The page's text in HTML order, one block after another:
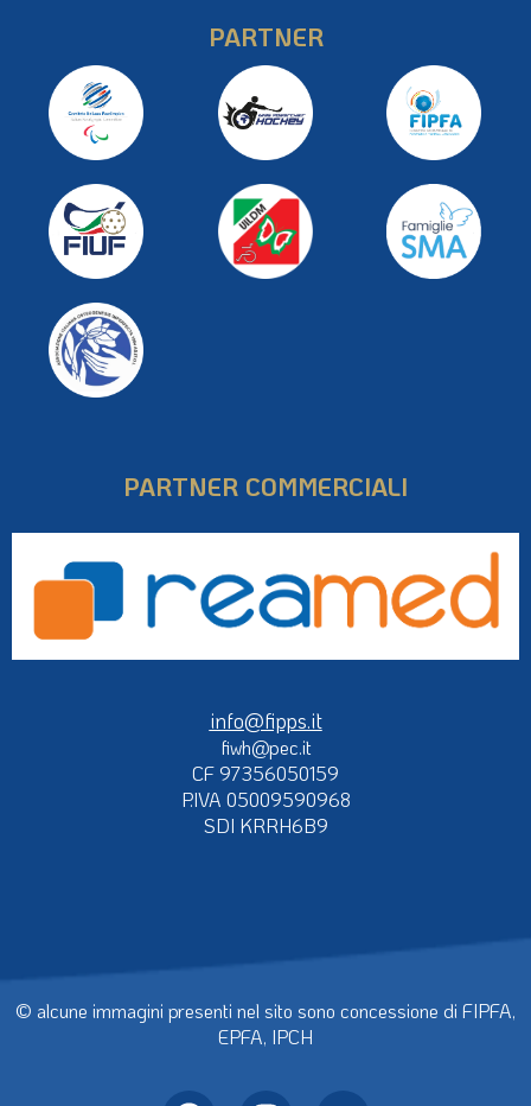
PARTNER
PARTNER COMMERCIALI
info@fipps.it
fiwh@pec.it
CF 97356050159
P.IVA 05009590968
SDI KRRH6B9
© alcune immagini presenti nel sito sono concessione di FIPFA,
EPFA, IPCH